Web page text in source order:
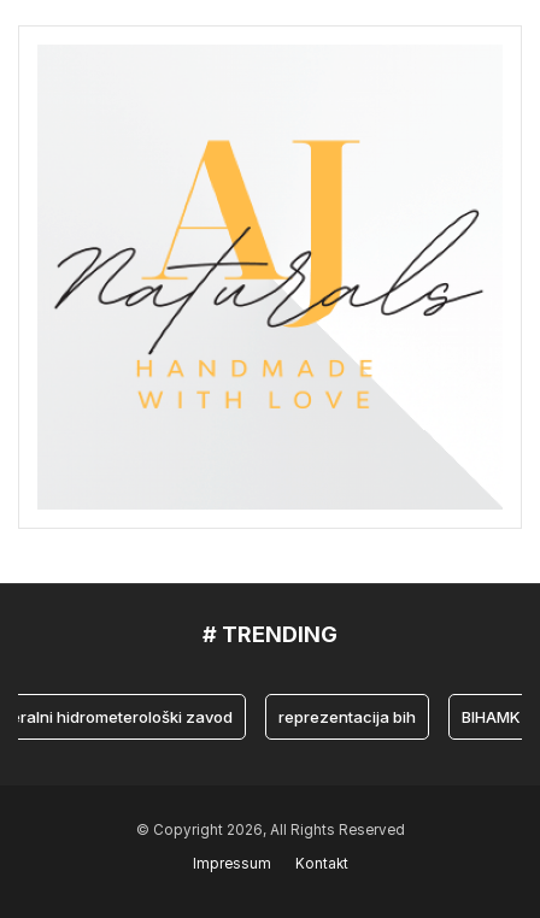
# TRENDING
hidrometerološki zavod reprezentacija bih BIHAMK
© Copyright 2026, All Rights Reserved
Impressum
Kontakt